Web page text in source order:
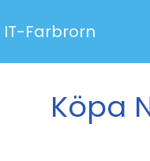
tillIT-Farbrorn
Köpa